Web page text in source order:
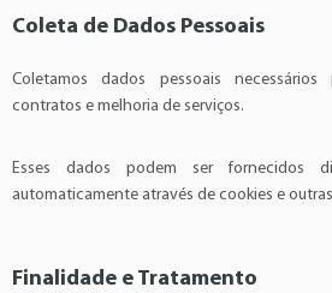
Coleta de Dados Pessoais
Coletamos dados pessoais necessários
contratos e melhoria de serviços.
Esses dados podem ser fornecidos
automaticamente através de cookies e
Finalidade e Tratamento